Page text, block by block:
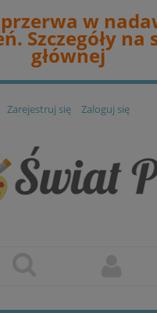
w
Szczegóły na
głównej
Zarejestruj się Zaloguj się